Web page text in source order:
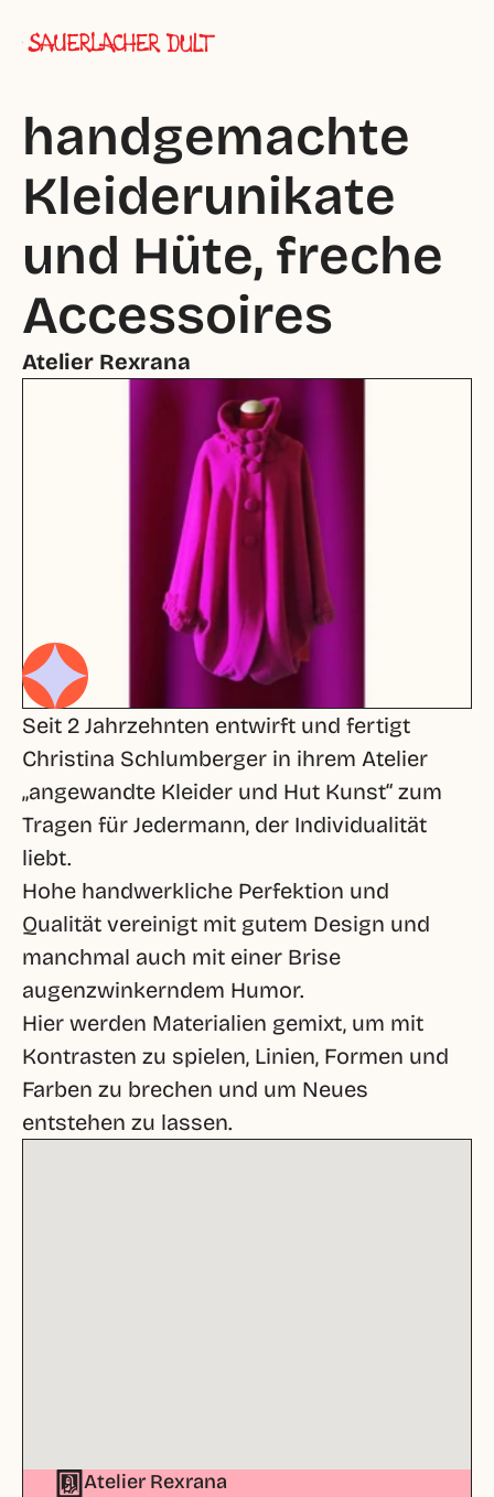
handgemachte
Kleiderunikate
und Hüte, freche
Accessoires
Atelier Rexrana
Seit 2 Jahrzehnten entwirft und fertigt
Christina Schlumberger in ihrem Atelier
„angewandte Kleider und Hut Kunst“ zum
Tragen für Jedermann, der Individualität
liebt.
Hohe handwerkliche Perfektion und
Qualität vereinigt mit gutem Design und
manchmal auch mit einer Brise
augenzwinkerndem Humor.
Hier werden Materialien gemixt, um mit
Kontrasten zu spielen, Linien, Formen und
Farben zu brechen und um Neues
entstehen zu lassen.
Atelier Rexrana